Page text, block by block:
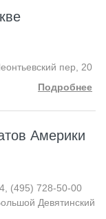
пер, 20
Подробнее
Америки
(495) 728-50-00
Девятинский